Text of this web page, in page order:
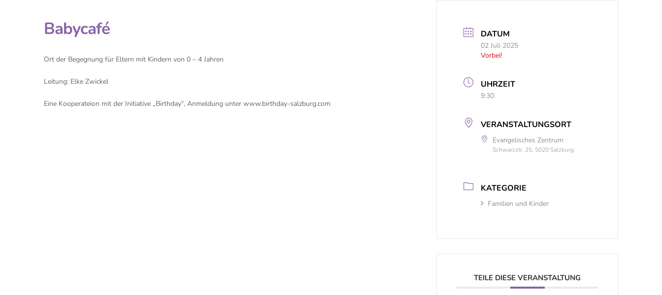
Babycafé
Ort der Begegnung für Eltern mit Kindern von 0 – 4 Jahren
Leitung: Elke Zwickel
Eine Kooperateion mit der Initiative „Birthday“, Anmeldung unter www.birthday-salzburg.com
DATUM
02 Juli 2025
Vorbei!
UHRZEIT
9:30
VERANSTALTUNGSORT
Evangelisches Zentrum
Schwarzstr. 25, 5020 Salzburg
KATEGORIE
Familien und Kinder
TEILE DIESE VERANSTALTUNG